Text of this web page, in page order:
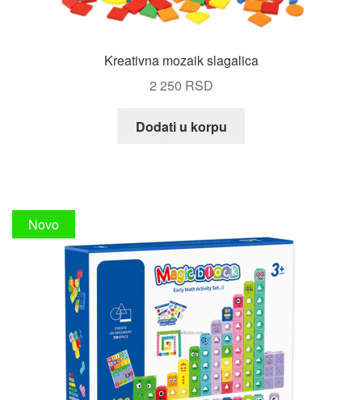
Kreativna mozaik slagalica
2 250 RSD
Dodati u korpu
Novo